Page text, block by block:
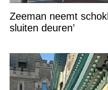
Zeeman neemt
sluiten deuren’